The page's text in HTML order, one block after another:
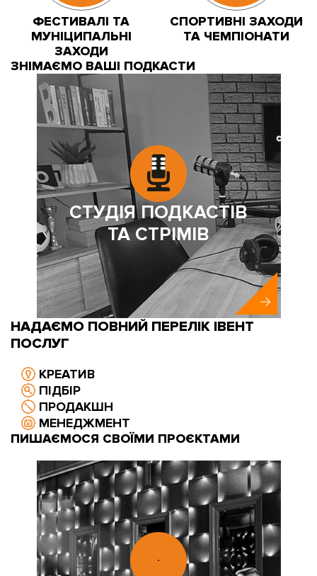
ФЕСТИВАЛІ ТА
МУНІЦИПАЛЬНІ
ЗАХОДИ
СПОРТИВНІ ЗАХОДИ
ТА ЧЕМПІОНАТИ
ЗНІМАЄМО ВАШІ ПОДКАСТИ
СТУДІЯ ПОДКАСТІВ
ТА СТРІМІВ
НАДАЄМО ПОВНИЙ ПЕРЕЛІК ІВЕНТ
ПОСЛУГ
КРЕАТИВ
ПІДБІР
ПРОДАКШН
МЕНЕДЖМЕНТ
ПИШАЄМОСЯ СВОЇМИ ПРОЄКТАМИ